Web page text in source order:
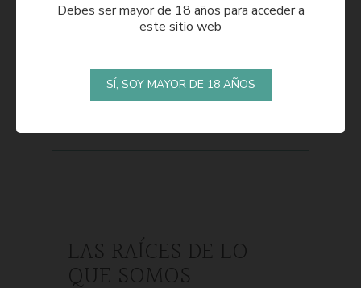
LAS RAÍCES DE LO
QUE SOMOS
Debes ser mayor de 18 años para acceder a
este sitio web
SÍ, SOY MAYOR DE 18 AÑOS